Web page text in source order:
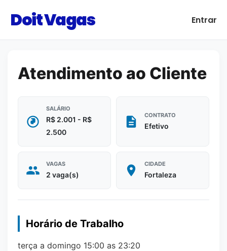
Doit Vagas Entrar
Atendimento ao Cliente
SALÁRIO
R$ 2.001 - R$
2.500
CONTRATO
Efetivo
VAGAS
2 vaga(s)
CIDADE
Fortaleza
Horário de Trabalho
terça a domingo 15:00 as 23:20